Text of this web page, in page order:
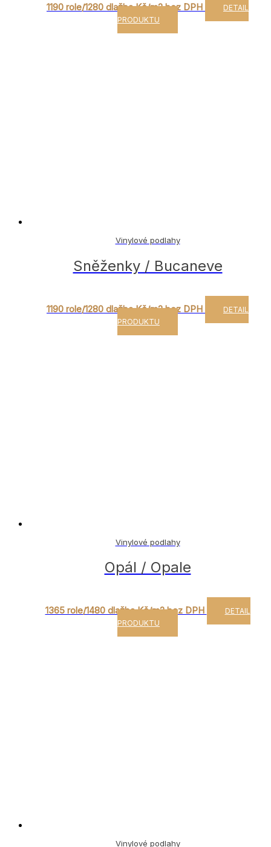
1190 role/1280 dlažba Kč/m2 bez DPH
DETAIL
PRODUKTU
Vinylové podlahy
Sněženky / Bucaneve
1190 role/1280 dlažba Kč/m2 bez DPH
DETAIL
PRODUKTU
Vinylové podlahy
Opál / Opale
1365 role/1480 dlažba Kč/m2 bez DPH
DETAIL
PRODUKTU
Vinylové podlahy